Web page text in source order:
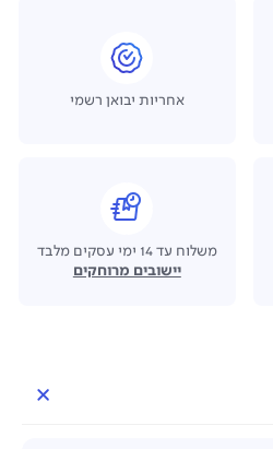
אחריות יבואן רשמי
משלוח עד 14 ימי עסקים מלבד
יישובים מרוחקים